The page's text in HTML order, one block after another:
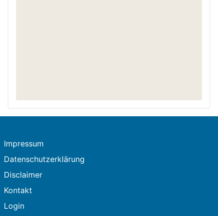
Impressum
Datenschutzerklärung
Disclaimer
Kontakt
Login